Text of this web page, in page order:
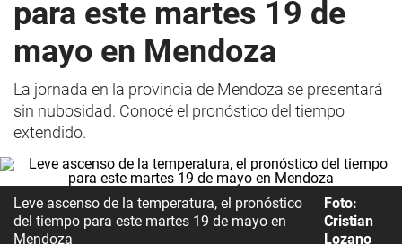
para este martes 19 de
mayo en Mendoza
La jornada en la provincia de Mendoza se presentará
sin nubosidad. Conocé el pronóstico del tiempo
extendido.
Leve ascenso de la temperatura, el pronóstico
del tiempo para este martes 19 de mayo en
Mendoza
Foto:
Cristian
Lozano